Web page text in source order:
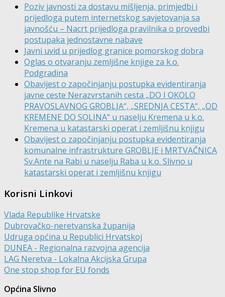
Poziv javnosti za dostavu mišljenja, primjedbi i
prijedloga putem internetskog savjetovanja sa
javnošću – Nacrt prijedloga pravilnika o provedbi
postupaka jednostavne nabave
Javni uvid u prijedlog granice pomorskog dobra
Oglas o otvaranju zemljišne knjige za k.o.
Podgradina
Obavijest o započinjanju postupka evidentiranja
javne ceste Nerazvrstanih cesta „DO I OKOLO
PRAVOSLAVNOG GROBLJA“, „SREDNJA CESTA“, „OD
KREMENE DO SOLINA“ u naselju Kremena u k.o.
Kremena u katastarski operat i zemljišnu knjigu
Obavijest o započinjanju postupka evidentiranja
komunalne infrastrukture GROBLJE i MRTVAČNICA
Sv.Ante na Rabi u naselju Raba u k.o. Slivno u
katastarski operat i zemljišnu knjigu
Korisni Linkovi
Vlada Republike Hrvatske
Dubrovačko-neretvanska županija
Udruga općina u Republici Hrvatskoj
DUNEA - Regionalna razvojna agencija
LAG Neretva - Lokalna Akcijska Grupa
One stop shop for EU fonds
Općina Slivno